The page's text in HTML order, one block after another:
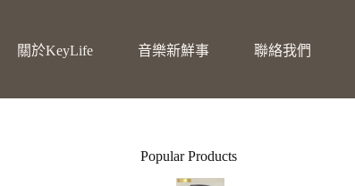
關於KeyLife 音樂新鮮事 聯絡我們
Popular Products